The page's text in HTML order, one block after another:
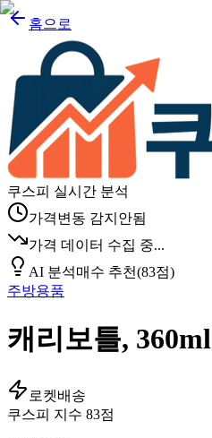
홈으로
쿠스피 실시간 분석
가격변동 감지안됨
가격 데이터 수집 중...
AI 분석매수 추천(83점)
주방용품
캐리보틀, 360ml
로켓배송
쿠스피 지수 83점